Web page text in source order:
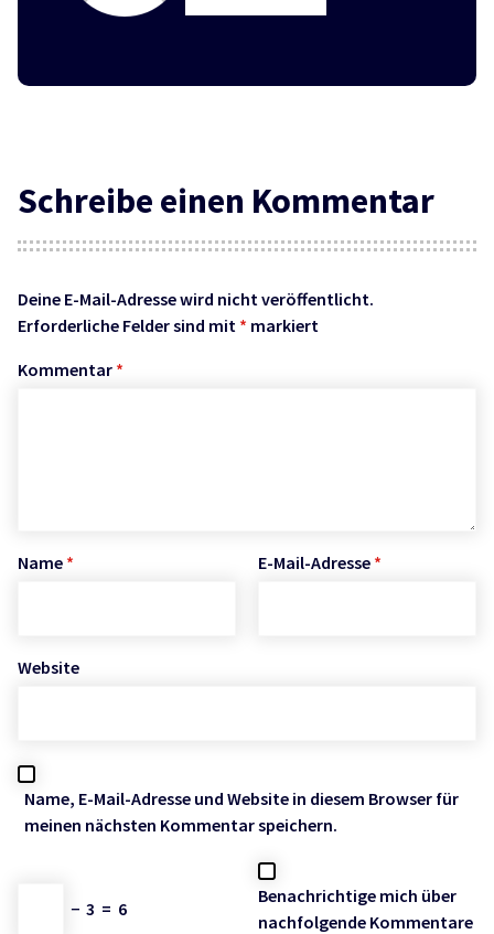
Schreibe einen Kommentar
Deine E-Mail-Adresse wird nicht veröffentlicht.
Erforderliche Felder sind mit * markiert
Kommentar *
Name * E-Mail-Adresse *
Website
Name, E-Mail-Adresse und Website in diesem Browser für
meinen nächsten Kommentar speichern.
− 3 = 6
Benachrichtige mich über
nachfolgende Kommentare